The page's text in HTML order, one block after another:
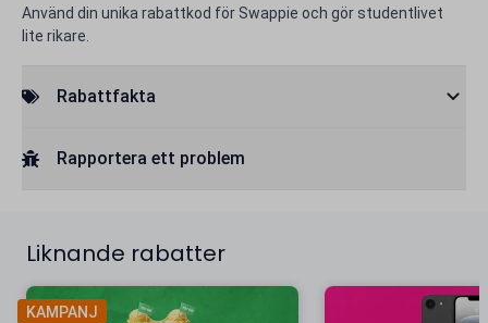
Använd din unika rabattkod för Swappie och gör studentlivet
lite rikare.
Rabattfakta
Rapportera ett problem
Liknande rabatter
KAMPANJ